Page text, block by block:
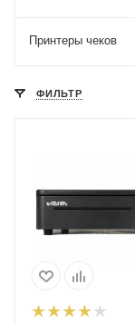
Принтеры чеков
ФИЛЬТР